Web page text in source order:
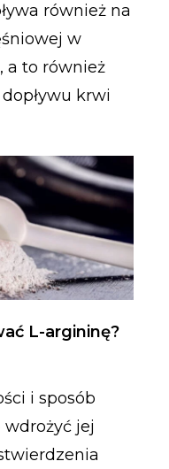
również na
w
a to również
krwi
L-argininę?
i sposób
jej